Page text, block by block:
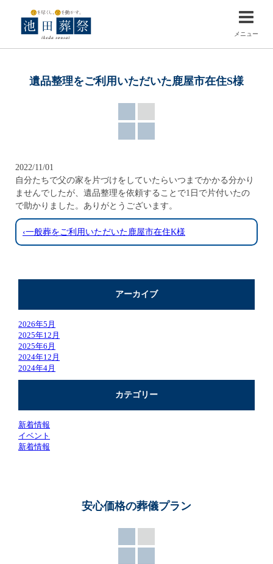
メニュー
遺品整理をご利用いただいた鹿屋市在住S様
2022/11/01
自分たちで父の家を片づけをしていたらいつまでかかる分かり
ませんでしたが、遺品整理を依頼することで1日で片付いたの
で助かりました。ありがとうございます。
‹一般葬をご利用いただいた鹿屋市在住K様
アーカイブ
2026年5月
2025年12月
2025年6月
2024年12月
2024年4月
カテゴリー
新着情報
イベント
新着情報
安心価格の葬儀プラン